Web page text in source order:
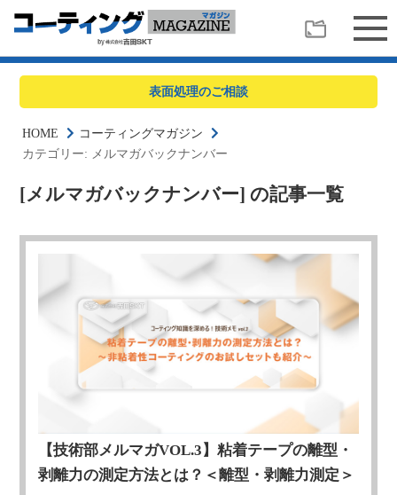
表面処理のご相談
HOME
コーティングマガジン
カテゴリー: メルマガバックナンバー
[メルマガバックナンバー] の記事一覧
【技術部メルマガVOL.3】粘着テープの離型・
剥離力の測定方法とは？＜離型・剥離力測定＞